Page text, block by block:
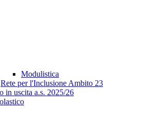
Modulistica
Rete per l'Inclusione Ambito 23
in uscita a.s. 2025/26